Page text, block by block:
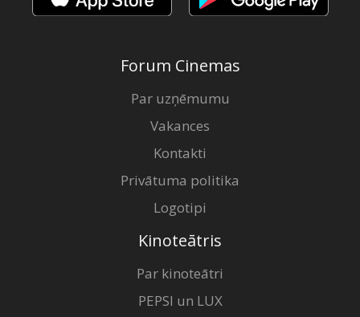
Forum Cinemas
Par uzņēmumu
Vakances
Kontakti
Privātuma politika
Logotipi
Kinoteātris
Par kinoteātri
PEPSI un LUX